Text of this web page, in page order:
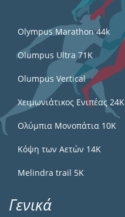
Olympus Marathon 44k
Olumpus Ultra 71K
Olumpus Vertical
Χειμωνιάτικος Ενιπέας 24Κ
Ολύμπια Μονοπάτια 10Κ
Κόψη των Αετών 14Κ
Melindra trail 5Κ
Γενικά